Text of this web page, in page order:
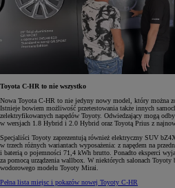
Toyota C-HR to nie wszystko
Nowa Toyota C-HR to nie jedyny nowy model, który można
Istnieje bowiem możliwość przetestowania także innych
zelektryfikowanych napędów Toyoty. Odwiedzający mogą
w wersjach 1.8 Hybrid i 2.0 Hybrid oraz Toyotą Prius z
Specjaliści Toyoty zaprezentują również elektryczny SUV
w trzech różnych wariantach wyposażenia: z napędem na
i baterią o pojemności 71,4 kWh brutto. Ponadto eksperci
za pomocą urządzenia wallbox. W niektórych salonach Toyoty
wodorowego modelu Toyoty Mirai.
Pełna lista miejsc i pokazów nowej Toyoty C-HR